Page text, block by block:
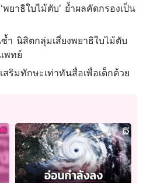
ยาธิใบไม้ตับ’ ย้ำผลคัดกรองเป็น
ำ นิสิตกลุ่มเสี่ยงพยาธิใบไม้ตับ
พทย์
สริมทักษะเท่าทันสื่อเพื่อเด็กด้วย